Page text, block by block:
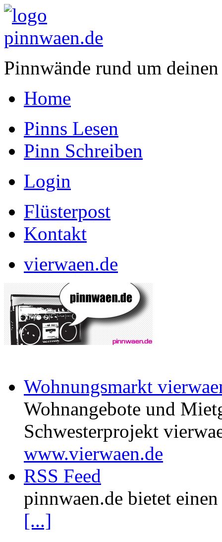
Pinnwände rund um
Home
Pinns Lesen
Pinn Schreiben
Login
Flüsterpost
Kontakt
vierwaen.de
Wohnungsmarkt
Wohnangebote und
Schwesterprojekt
www.vierwaen.de
RSS Feed
pinnwaen.de bietet
[...]